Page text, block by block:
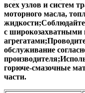
Перед началом работы
всех узлов и систем
моторного масла,
жидкости;Соблюдайте
с
обслуживание
горюче-смазочные